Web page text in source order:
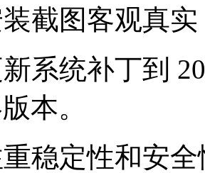
图客观真实
统补丁到
本。
定性和安全